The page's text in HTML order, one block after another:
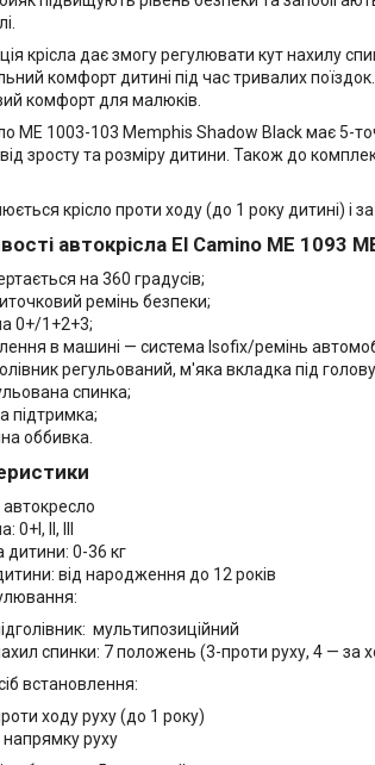
крісла дає змогу регулювати кут нахилу
комфорт дитині під час тривалих
комфорт для малюків.
ME 1003-103 Memphis Shadow Black має 5-
зросту та розміру дитини. Також до
крісло проти ходу (до 1 року дитині) і
автокрісла El Camino ME 1093
на 360 градусів;
ремінь безпеки;
0+/1+2+3;
в машині — система Isofix/ремінь
регульований, м'яка вкладка під
спинка;
підтримка;
оббивка.
автокресло
0+I, II, III
дитини: 0-36 кг
від народження до 12 років
мультипозиційний
спинки: 7 положень (3-проти руху, 4 — за
встановлення:
ходу руху (до 1 року)
напрямку руху